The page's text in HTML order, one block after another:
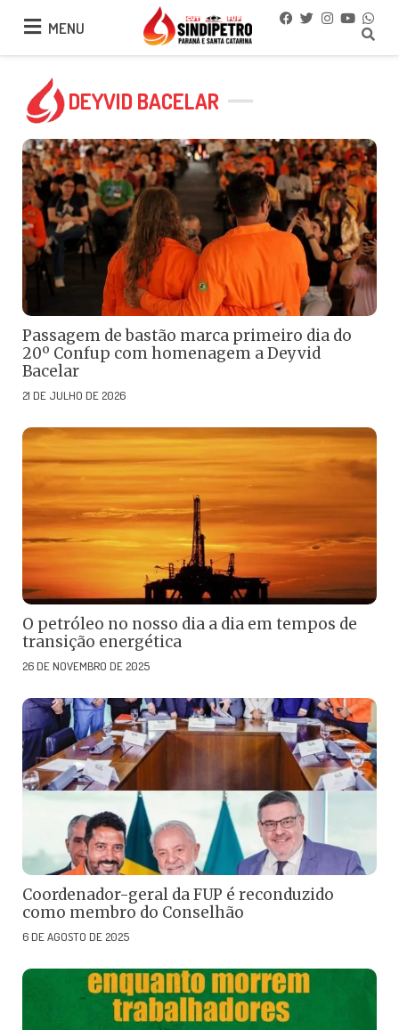
MENU
MENU
DEYVID BACELAR
Passagem de bastão marca primeiro dia do
20º Confup com homenagem a Deyvid
Bacelar
21 DE JULHO DE 2026
O petróleo no nosso dia a dia em tempos de
transição energética
26 DE NOVEMBRO DE 2025
Coordenador-geral da FUP é reconduzido
como membro do Conselhão
6 DE AGOSTO DE 2025